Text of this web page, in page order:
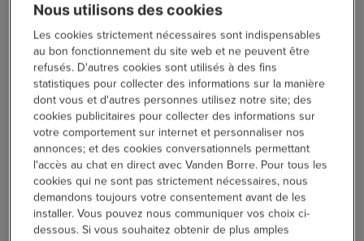
que tout a été assembléavec soin. La tablette est
parfaitement protégée et élégamment présentée dans sa
boîte d’origine. Uncâble USB-Ctrès pratique est également
fourni avec l’appareil, ce qui vous permet de le recharger
rapidement.
Pratique : une joliehousse de protectionbleue accompagne
votre achat. Votre tablette est donc bien protégée dès le
départ. La boîte contient aussi les manuels et lestylet, pour
les utilisateurs qui préfèrent encore prendre des notes à
l’ancienne.
Nous utilisons des cookies
Les cookies strictement nécessaires sont indispensables
au bon fonctionnement du site web et ne peuvent être
refusés. D'autres cookies sont utilisés à des fins
statistiques pour collecter des informations sur la manière
dont vous et d'autres personnes utilisez notre site; des
cookies publicitaires pour collecter des informations sur
votre comportement sur internet et personnaliser nos
annonces; et des cookies conversationnels permettant
l'accès au chat en direct avec Vanden Borre. Pour tous les
cookies qui ne sont pas strictement nécessaires, nous
demandons toujours votre consentement avant de les
installer. Vous pouvez nous communiquer vos choix ci-
dessous. Si vous souhaitez obtenir de plus amples